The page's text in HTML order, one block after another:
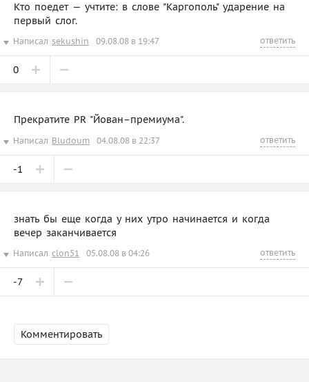
Кто поедет — учтите: в слове "Каргополь" ударение на
первый слог.
Написал sekushin 09.08.08 в 19:47 ответить
0
Прекратите PR "Йован–премиума".
Написал Bludoum 04.08.08 в 22:37 ответить
-1
знать бы еще когда у них утро начинается и когда
вечер заканчивается
Написал clon51 05.08.08 в 04:26 ответить
-7
Комментировать